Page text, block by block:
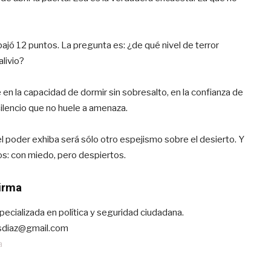
12 puntos. La pregunta es: ¿de qué nivel de terror
la capacidad de dormir sin sobresalto, en la confianza de
que no huele a amenaza.
poder exhiba será sólo otro espejismo sobre el desierto. Y
con miedo, pero despiertos.
en política y seguridad ciudadana.